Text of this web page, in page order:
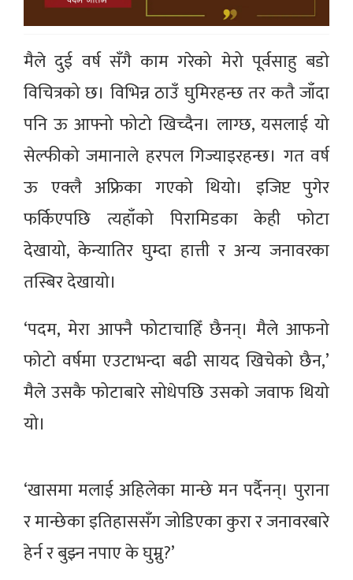
मैले दुई वर्ष सँगै काम गरेको मेरो पूर्वसाहु बडो
विचित्रको छ। विभिन्न ठाउँ घुमिरहन्छ तर कतै जाँदा
पनि ऊ आफ्नो फोटो खिच्दैन। लाग्छ, यसलाई यो
सेल्फीको जमानाले हरपल गिज्याइरहन्छ। गत वर्ष
ऊ एक्लै अफ्रिका गएको थियो। इजिप्ट पुगेर
फर्किएपछि त्यहाँको पिरामिडका केही फोटा
देखायो, केन्यातिर घुम्दा हात्ती र अन्य जनावरका
तस्बिर देखायो।
‘पदम, मेरा आफ्नै फोटाचाहिँ छैनन्। मैले आफनो
फोटो वर्षमा एउटाभन्दा बढी सायद खिचेको छैन,’
मैले उसकै फोटाबारे सोधेपछि उसको जवाफ थियो
यो।
‘खासमा मलाई अहिलेका मान्छे मन पर्दैनन्। पुराना
र मान्छेका इतिहाससँग जोडिएका कुरा र जनावरबारे
हेर्न र बुझ्न नपाए के घुम्नु?’